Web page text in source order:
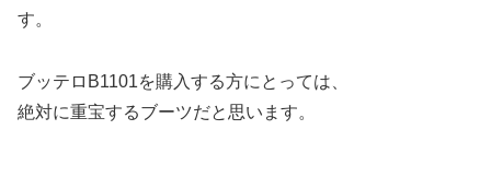
す。
ブッテロB1101を購入する方にとっては、
絶対に重宝するブーツだと思います。